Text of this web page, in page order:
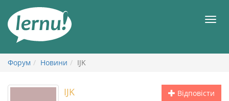
змісту
Форум Новини IJK
Відповісти
IJK